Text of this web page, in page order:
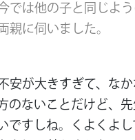
では他の子と同じよ
親に伺いました。
安が大きすぎて、なか
のないことだけど、
ですしね。くよくよ